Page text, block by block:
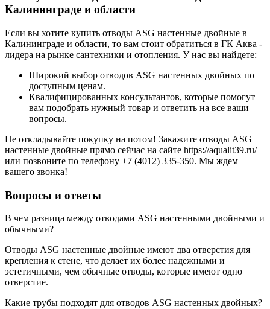
Калининграде и области
Если вы хотите купить отводы ASG настенные двойные в
Калининграде и области, то вам стоит обратиться в ГК Аква -
лидера на рынке сантехники и отопления. У нас вы найдете:
Широкий выбор отводов ASG настенных двойных по
доступным ценам.
Квалифицированных консультантов, которые помогут
вам подобрать нужный товар и ответить на все ваши
вопросы.
Не откладывайте покупку на потом! Закажите отводы ASG
настенные двойные прямо сейчас на сайте https://aqualit39.ru/
или позвоните по телефону +7 (4012) 335-350. Мы ждем
вашего звонка!
Вопросы и ответы
В чем разница между отводами ASG настенными двойными и
обычными?
Отводы ASG настенные двойные имеют два отверстия для
крепления к стене, что делает их более надежными и
эстетичными, чем обычные отводы, которые имеют одно
отверстие.
Какие трубы подходят для отводов ASG настенных двойных?